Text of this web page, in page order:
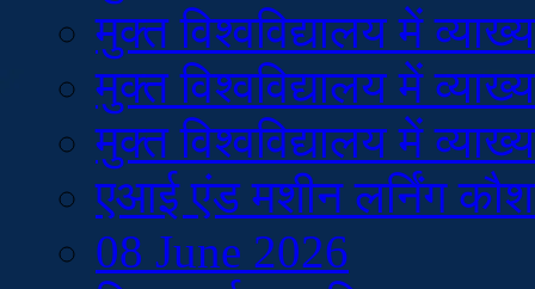
मुक्त विश्वविद्यालय में
मुक्त विश्वविद्यालय में
मुक्त विश्वविद्यालय में
एआई एंड मशीन लर्निंग
08 June 2026